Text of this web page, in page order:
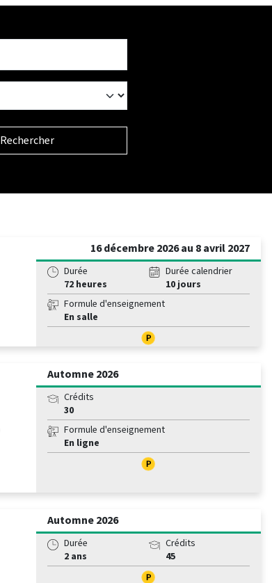
Rechercher
16 décembre 2026 au 8 avril 2027
Durée
72 heures
Durée calendrier
10 jours
Formule d'enseignement
En salle
Automne 2026
Crédits
30
Formule d'enseignement
En ligne
Automne 2026
Durée
2 ans
Crédits
45